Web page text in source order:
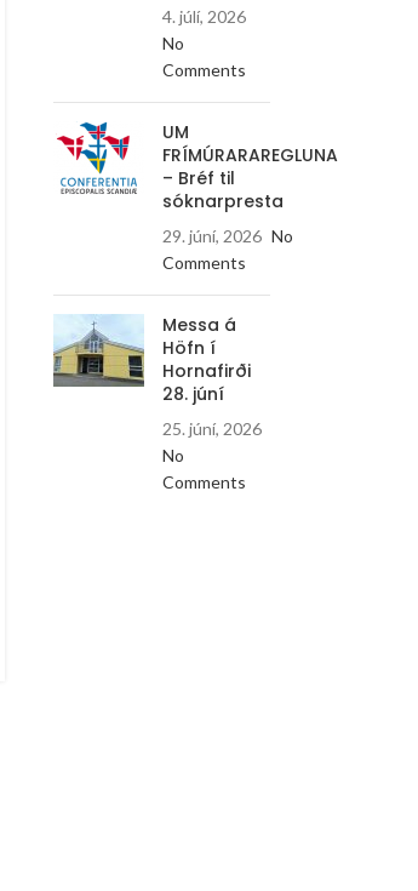
Messa á Höfn í
Næsta sunnudag, 28. júní verður messa í
Jóhannesar M. Vianney,
4. júlí, 2026
No
Comments
UM
FRÍMÚRARAREGLUNA
– Bréf til
sóknarpresta
29. júní, 2026 No
Comments
Messa á
Höfn í
Hornafirði
28. júní
25. júní, 2026
No
Comments